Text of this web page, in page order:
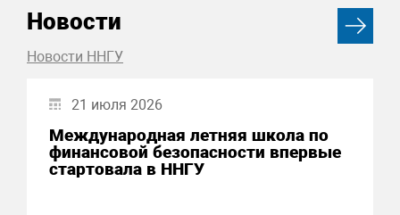
Новости
Новости ННГУ
21 июля 2026
Международная летняя школа по
финансовой безопасности впервые
стартовала в ННГУ